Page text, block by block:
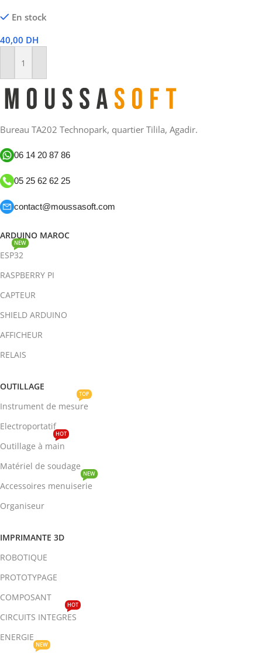
En stock
40,00 DH
Ajouter Au Panier
Bureau TA202 Technopark, quartier Tilila, Agadir.
06 14 20 87 86
05 25 62 62 25
contact@moussasoft.com
ARDUINO MAROC
ESP32
NEW
RASPBERRY PI
CAPTEUR
SHIELD ARDUINO
AFFICHEUR
RELAIS
OUTILLAGE
Instrument de mesure
TOP
Electroportatif
Outillage à main
HOT
Matériel de soudage
Accessoires menuiserie
NEW
Organiseur
IMPRIMANTE 3D
ROBOTIQUE
PROTOTYPAGE
COMPOSANT
CIRCUITS INTEGRES
HOT
ENERGIE
NEW